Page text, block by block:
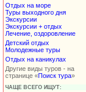
Отдых на море
Туры выходного дня
Экскурсии
Экскурсии + отдых
Лечение, оздоровление
Детский отдых
Молодежные туры
Отдых на каникулах
Другие виды туров - на
странице «Поиск тура»
ЧАЩЕ ВСЕГО ИЩУТ: